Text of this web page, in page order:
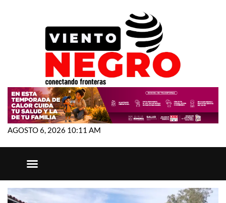
AGOSTO 6, 2026 10:11 AM